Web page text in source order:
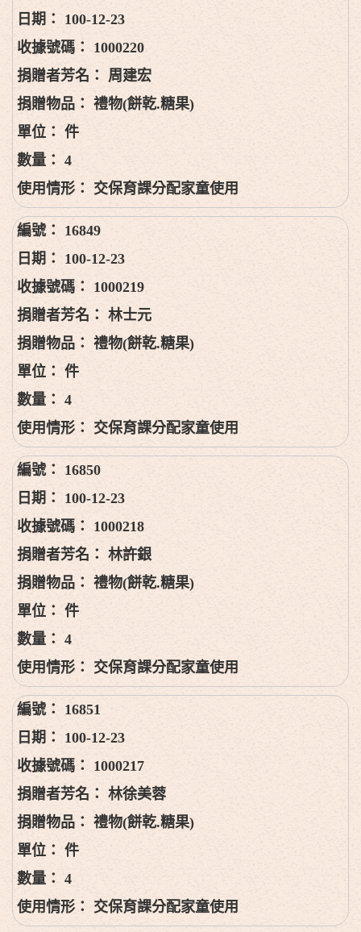
100-12-23
1000220
周建宏
禮物(餅乾.糖果)
件
4
交保育課分配家童使用
16849
100-12-23
1000219
林士元
禮物(餅乾.糖果)
件
4
交保育課分配家童使用
16850
100-12-23
1000218
林許銀
禮物(餅乾.糖果)
件
4
交保育課分配家童使用
16851
100-12-23
1000217
林徐美蓉
禮物(餅乾.糖果)
件
4
交保育課分配家童使用